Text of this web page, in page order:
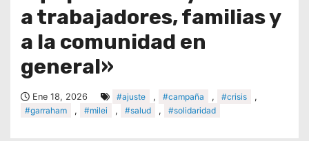
a trabajadores, familias y
a la comunidad en
general»
Ene 18, 2026 #ajuste , #campaña , #crisis
,
#garraham
, #milei , #salud , #solidaridad